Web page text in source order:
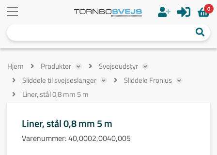
0
Hjem Produkter
Svejseudstyr
Sliddele til svejseslanger
Sliddele Fronius
Liner, stål 0,8 mm 5 m
Liner, stål 0,8 mm 5 m
Varenummer:40,0002,0040,005